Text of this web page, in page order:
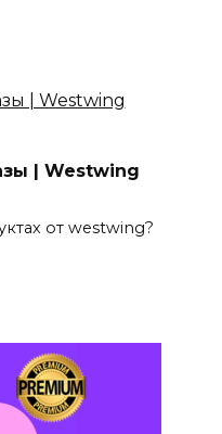
| Westwing
от westwing?